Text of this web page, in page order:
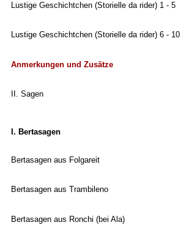
Lustige Geschichtchen (Storielle da rider) 1 - 5
Lustige Geschichtchen (Storielle da rider) 6 - 10
Anmerkungen und Zusätze
II. Sagen
I. Bertasagen
Bertasagen aus Folgareit
Bertasagen aus Trambileno
Bertasagen aus Ronchi (bei Ala)